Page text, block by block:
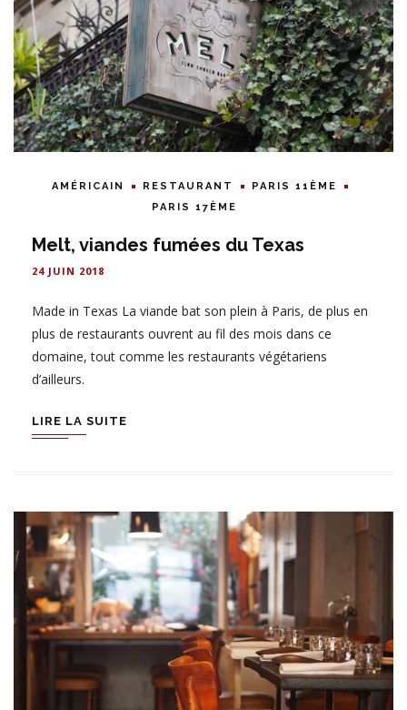
AMÉRICAIN RESTAURANT
PARIS 11ÈME
PARIS 17ÈME
Melt, viandes fumées du Texas
24 JUIN 2018
Made in Texas La viande bat son plein à Paris, de plus en
plus de restaurants ouvrent au fil des mois dans ce
domaine, tout comme les restaurants végétariens
d’ailleurs.
LIRE LA SUITE